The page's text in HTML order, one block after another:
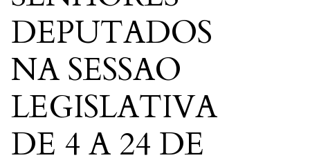
DEPUTADOS
NA SESSAO
LEGISLATIVA
DE 4 A 24 DE